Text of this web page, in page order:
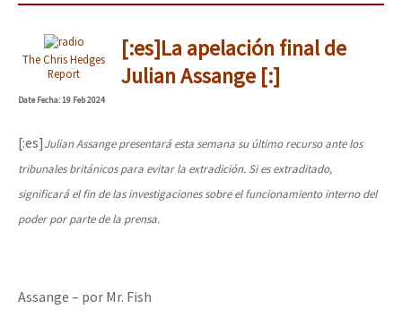
The Chris Hedges
Report
[:es]La apelación final de
Julian Assange [:]
DateFecha: 19 Feb 2024
[:es]Julian Assange presentará esta semana su último recurso ante los
tribunales británicos para evitar la extradición. Si es extraditado,
significará el fin de las investigaciones sobre el funcionamiento interno del
poder por parte de la prensa.
Assange – por Mr. Fish